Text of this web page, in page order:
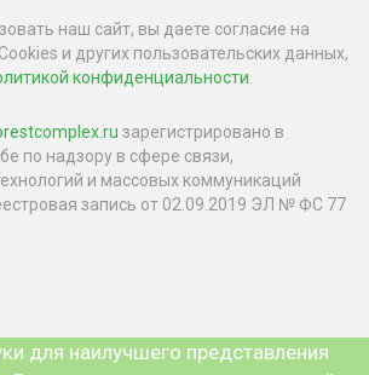
наш сайт, вы даете согласие на
и других пользовательских данных,
конфиденциальности
зарегистрировано в
по надзору в сфере связи,
и массовых коммуникаций
запись от 02.09.2019 ЭЛ № ФС 77
для наилучшего представления